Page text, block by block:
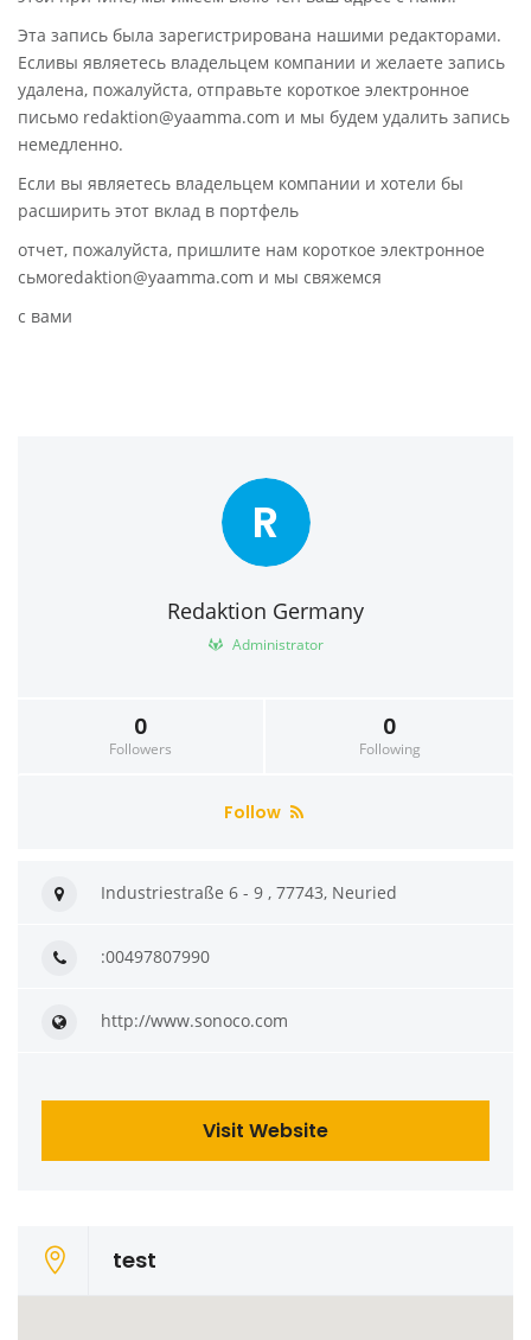
Эта запись была зарегистрирована нашими редакторами.
Есливы являетесь владельцем компании и желаете запись
удалена, пожалуйста, отправьте короткое электронное
письмо redaktion@yaamma.com и мы будем удалить запись
немедленно.
Если вы являетесь владельцем компании и хотели бы
расширить этот вклад в портфель
отчет, пожалуйста, пришлите нам короткое электронное
сьмоredaktion@yaamma.com и мы свяжемся
с вами
R
Redaktion Germany
Administrator
0
Followers
0
Following
Follow
Industriestraße 6 - 9 , 77743, Neuried
:00497807990
http://www.sonoco.com
Visit Website
test